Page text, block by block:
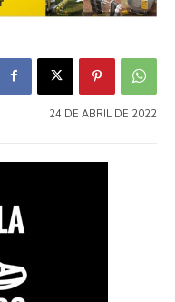
24 DE ABRIL DE 2022